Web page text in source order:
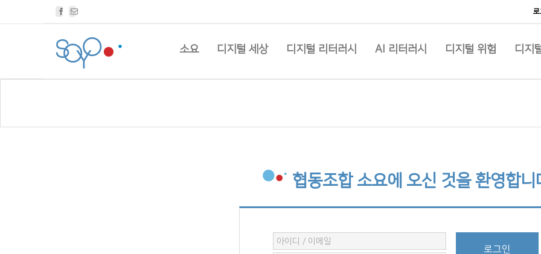
Facebook
로
소요 디지털 세상 디지털 리터러시 AI 리터러시 디지털 위험 디지
협동조합 소요에 오신 것을 환영합니